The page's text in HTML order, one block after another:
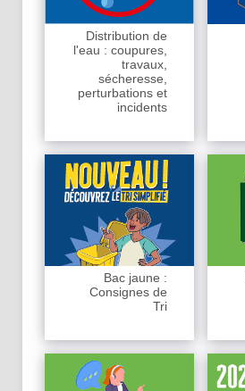
Distribution de
l'eau : coupures,
travaux,
sécheresse,
perturbations et
incidents
Bac jaune :
Consignes de
Tri